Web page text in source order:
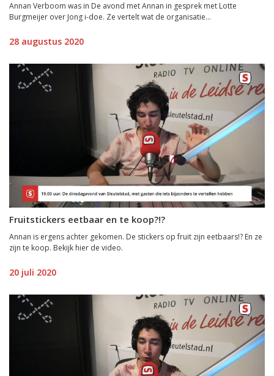
Annan Verboom was in De avond met Annan in gesprek met Lotte
Burgmeijer over Jong i-doe. Ze vertelt wat de organisatie...
28 augustus 2020
Fruitstickers eetbaar en te koop?!?
Annan is ergens achter gekomen. De stickers op fruit zijn eetbaars!? En ze
zijn te koop. Bekijk hier de video.
20 juli 2020